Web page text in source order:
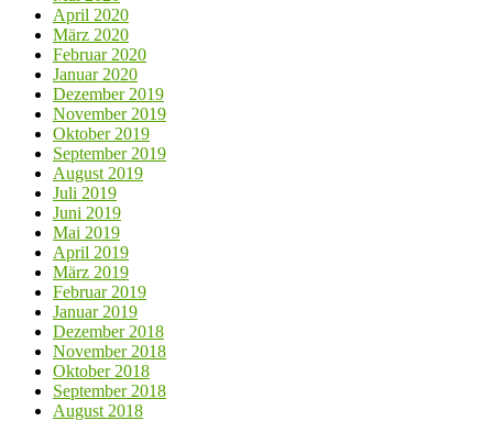
April 2020
März 2020
Februar 2020
Januar 2020
Dezember 2019
November 2019
Oktober 2019
September 2019
August 2019
Juli 2019
Juni 2019
Mai 2019
April 2019
März 2019
Februar 2019
Januar 2019
Dezember 2018
November 2018
Oktober 2018
September 2018
August 2018